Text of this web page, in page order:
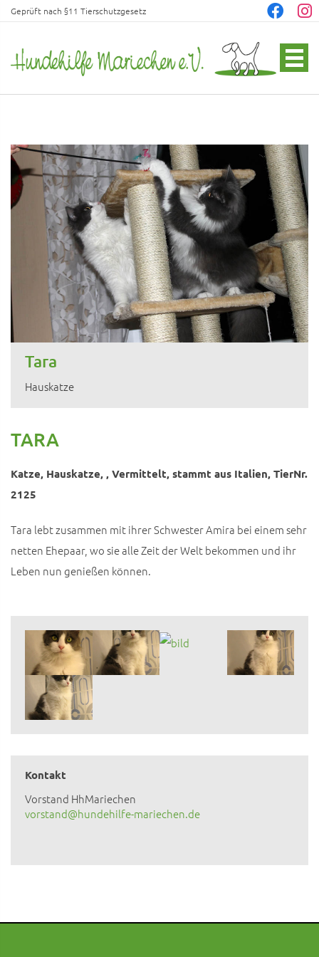
Geprüft nach §11 Tierschutzgesetz
Tara
Hauskatze
TARA
Katze, Hauskatze, , Vermittelt, stammt aus Italien, TierNr.
2125
Tara lebt zusammen mit ihrer Schwester Amira bei einem sehr
netten Ehepaar, wo sie alle Zeit der Welt bekommen und ihr
Leben nun genießen können.
Kontakt
Vorstand HhMariechen
vorstand@hundehilfe-mariechen.de